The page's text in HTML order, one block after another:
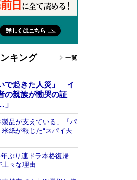
キング 一覧
で起きた人災」 イ
の親族が慟哭の証
製品が支えている」「パ
紙が報じた“スパイ天
年ぶり連ドラ本格復帰
々な理由